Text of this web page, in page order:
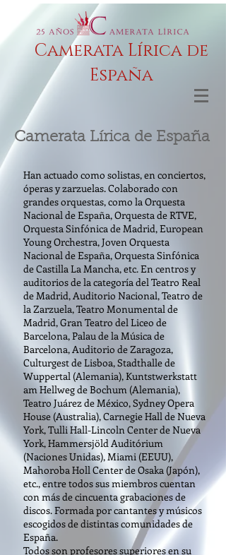
Camerata Lírica de
España
Camerata Lírica de España
Han actuado como solistas, en conciertos,
óperas y zarzuelas. Colaborado con
grandes orquestas, como la Orquesta
Nacional de España, Orquesta de RTVE,
Orquesta Sinfónica de Madrid, European
Young Orchestra, Joven Orquesta
Nacional de España, Orquesta Sinfónica
de Castilla La Mancha, etc. En centros y
auditorios de la categoría del Teatro Real
de Madrid, Auditorio Nacional, Teatro de
la Zarzuela, Teatro Monumental de
Madrid, Gran Teatro del Liceo de
Barcelona, Palau de la Música de
Barcelona, Auditorio de Zaragoza,
Culturgest de Lisboa, Stadthalle de
Wuppertal (Alemania), Kuntstwerkstatt
am Hellweg de Bochum (Alemania),
Teatro Juárez de México, Sydney Opera
House (Australia), Carnegie Hall de Nueva
York, Tulli Hall-Lincoln Center de Nueva
York, Hammersjöld Auditórium
(Naciones Unidas), Miami (EEUU),
Mahoroba Holl Center de Osaka (Japón),
etc., entre todos sus miembros cuentan
con más de cincuenta grabaciones de
discos. Formada por cantantes y músicos
escogidos de distintas comunidades de
España.
Todos son profesores superiores en su